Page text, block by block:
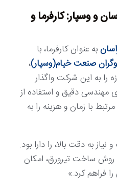
و وسپار: کارفرما و
به عنوان کارفرما، با
صنعت خیام(وسپار)،
به این شرکت واگذار
مهندسی دقیق و استفاده از
با زمان و هزینه را به
به دقت بالا، را دارا بود.
روش ساخت تیرورق، امکان